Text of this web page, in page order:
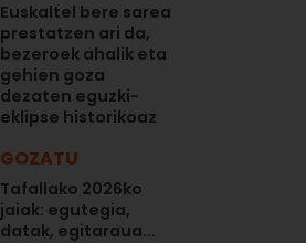
Euskaltel bere sarea
prestatzen ari da,
bezeroek ahalik eta
gehien goza
dezaten eguzki-
eklipse historikoaz
GOZATU
Tafallako 2026ko
jaiak: egutegia,
datak, egitaraua...